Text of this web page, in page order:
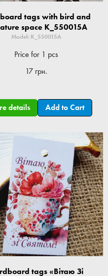
tags with bird and
space K_550015A
Model: K_550015A
Price for 1 pcs
17 грн.
details Add to Cart
tags «Вітаю Зі